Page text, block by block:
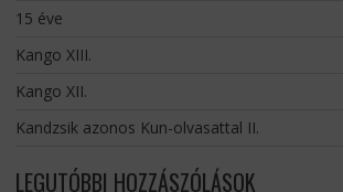
15 éve
Kango XIII.
Kango XII.
Kandzsik azonos Kun-olvasattal II.
LEGUTÓBBI HOZZÁSZÓLÁSOK